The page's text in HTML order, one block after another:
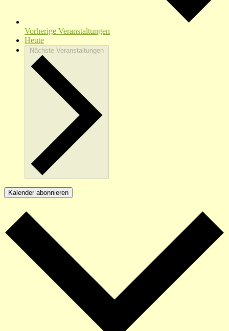
Vorherige Veranstaltungen
Heute
Nächste Veranstaltungen
Kalender abonnieren